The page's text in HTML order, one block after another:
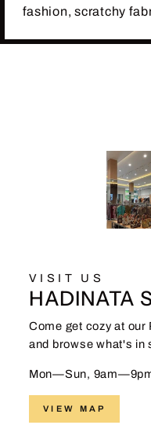
fashion, scratchy
VISIT US
HADINATA
Come get cozy at
and browse what's in
Mon—Sun,
VIEW MAP